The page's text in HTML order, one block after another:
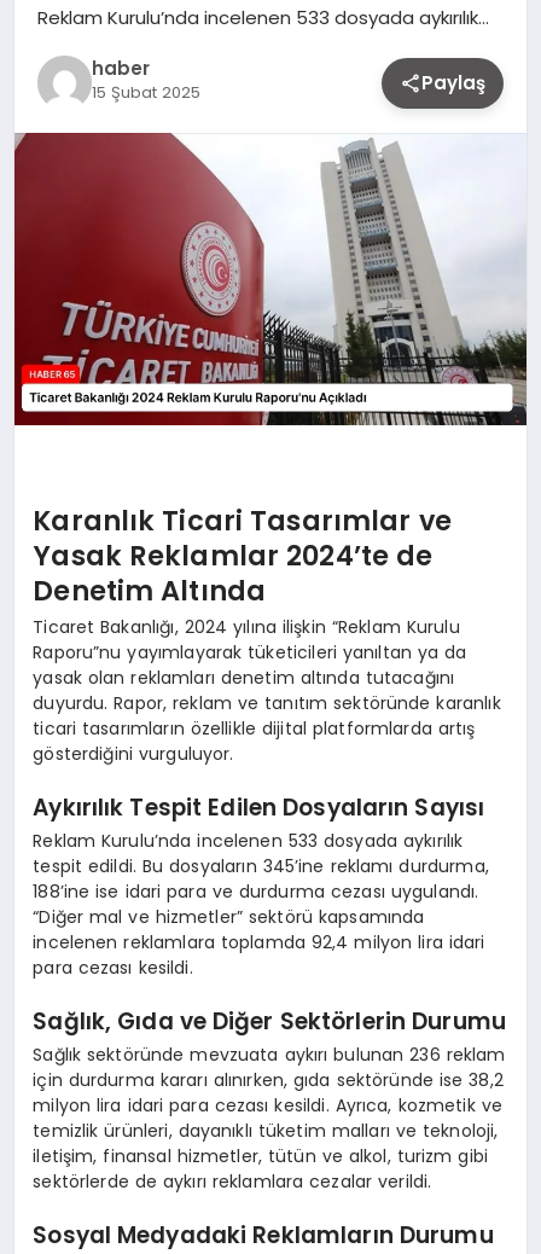
Reklam Kurulu’nda incelenen 533 dosyada aykırılık…
haber
15 Şubat 2025 Paylaş
Karanlık Ticari Tasarımlar ve
Yasak Reklamlar 2024’te de
Denetim Altında
Ticaret Bakanlığı, 2024 yılına ilişkin “Reklam Kurulu
Raporu”nu yayımlayarak tüketicileri yanıltan ya da
yasak olan reklamları denetim altında tutacağını
duyurdu. Rapor, reklam ve tanıtım sektöründe karanlık
ticari tasarımların özellikle dijital platformlarda artış
gösterdiğini vurguluyor.
Aykırılık Tespit Edilen Dosyaların Sayısı
Reklam Kurulu’nda incelenen 533 dosyada aykırılık
tespit edildi. Bu dosyaların 345’ine reklamı durdurma,
188’ine ise idari para ve durdurma cezası uygulandı.
“Diğer mal ve hizmetler” sektörü kapsamında
incelenen reklamlara toplamda 92,4 milyon lira idari
para cezası kesildi.
Sağlık, Gıda ve Diğer Sektörlerin Durumu
Sağlık sektöründe mevzuata aykırı bulunan 236 reklam
için durdurma kararı alınırken, gıda sektöründe ise 38,2
milyon lira idari para cezası kesildi. Ayrıca, kozmetik ve
temizlik ürünleri, dayanıklı tüketim malları ve teknoloji,
iletişim, finansal hizmetler, tütün ve alkol, turizm gibi
sektörlerde de aykırı reklamlara cezalar verildi.
Sosyal Medyadaki Reklamların Durumu